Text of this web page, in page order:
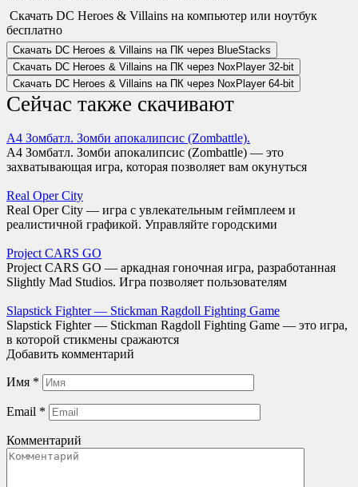
Скачать DC Heroes & Villains на компьютер или ноутбук
бесплатно
Скачать DC Heroes & Villains на ПК через BlueStacks
Скачать DC Heroes & Villains на ПК через NoxPlayer 32-bit
Скачать DC Heroes & Villains на ПК через NoxPlayer 64-bit
Сейчас также скачивают
А4 Зомбатл. Зомби апокалипсис (Zombattle).
A4 Зомбатл. Зомби апокалипсис (Zombattle) — это
захватывающая игра, которая позволяет вам окунуться
Real Oper City
Real Oper City — игра с увлекательным геймплеем и
реалистичной графикой. Управляйте городскими
Project CARS GO
Project CARS GO — аркадная гоночная игра, разработанная
Slightly Mad Studios. Игра позволяет пользователям
Slapstick Fighter — Stickman Ragdoll Fighting Game
Slapstick Fighter — Stickman Ragdoll Fighting Game — это игра,
в которой стикмены сражаются
Добавить комментарий
Имя *
Email *
Комментарий